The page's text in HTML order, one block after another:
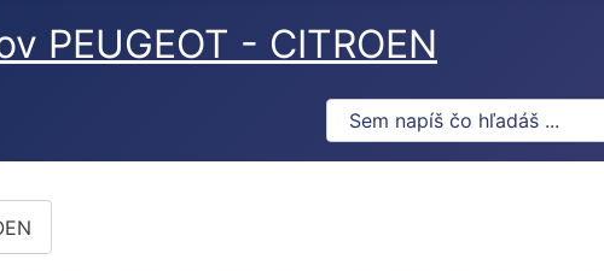
PEUGEOT - CITROEN